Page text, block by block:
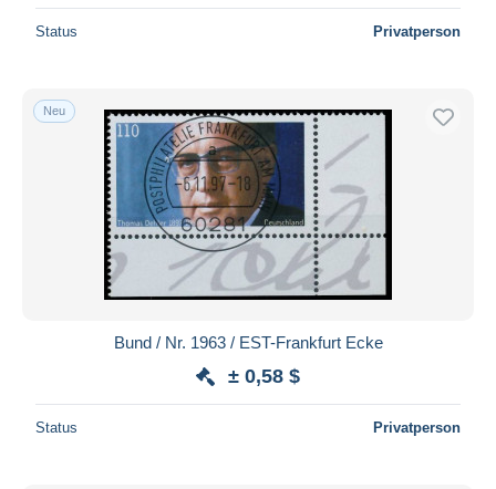
Status Privatperson
Neu
Bund / Nr. 1963 / EST-Frankfurt Ecke
± 0,58 $
Status Privatperson